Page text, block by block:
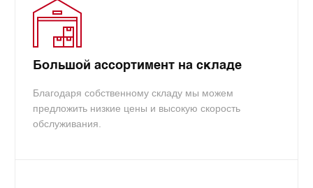
Большой ассортимент на складе
Благодаря собственному складу мы можем
предложить низкие цены и высокую скорость
обслуживания.